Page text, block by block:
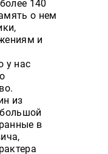
140
о нем
и
у нас
из
в